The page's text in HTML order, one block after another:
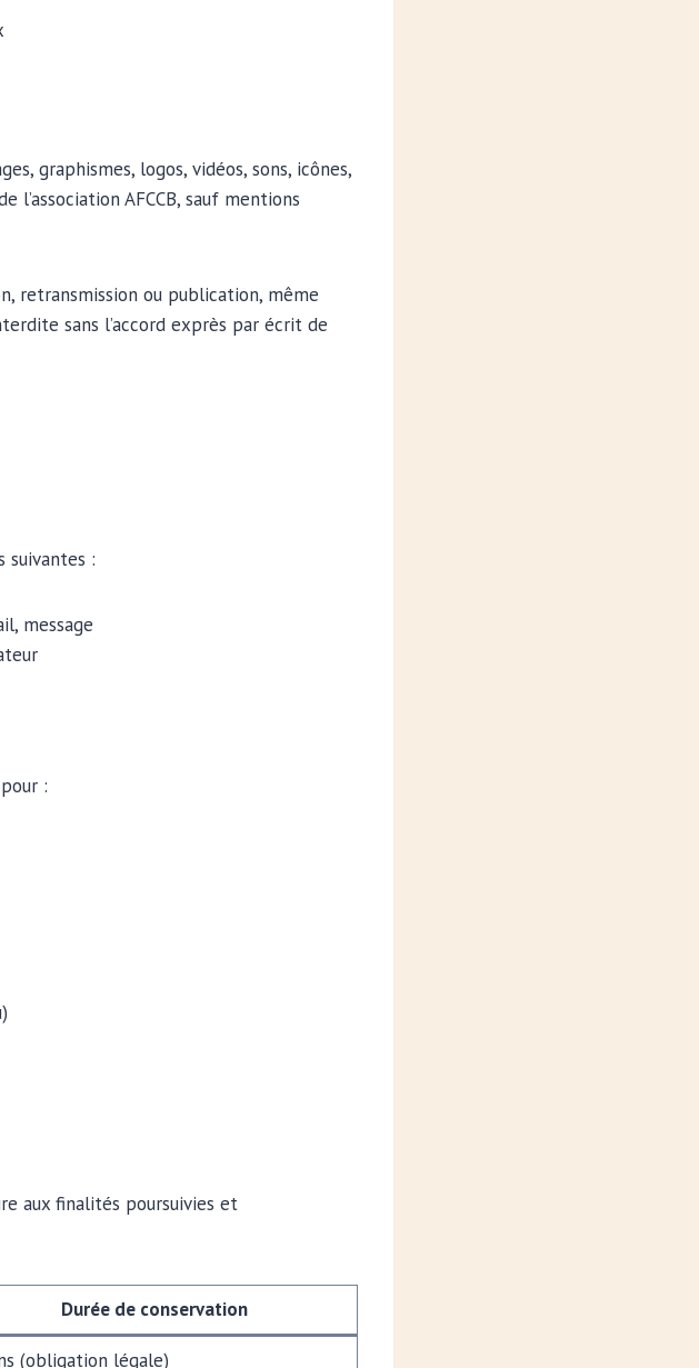
graphismes, logos, vidéos, sons, icônes,
AFCCB, sauf mentions
retransmission ou publication, même
sans l’accord exprès par écrit de
suivantes :
message
:
aux finalités poursuivies et
Durée de conservation
(obligation légale)